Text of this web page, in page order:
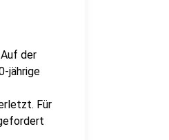
der
jährige
Für